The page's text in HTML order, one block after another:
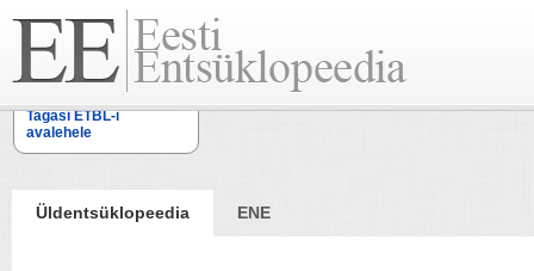
Tagasi ETBL-i
avalehele
Üldentsüklopeedia ENE